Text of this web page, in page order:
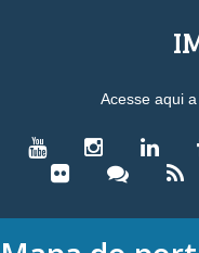
Acesse aqui